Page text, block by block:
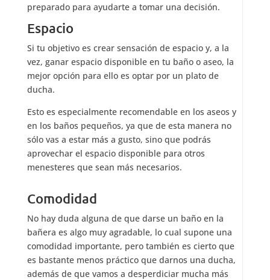
preparado para ayudarte a tomar una decisión.
Espacio
Si tu objetivo es crear sensación de espacio y, a la
vez, ganar espacio disponible en tu baño o aseo, la
mejor opción para ello es optar por un plato de
ducha.
Esto es especialmente recomendable en los aseos y
en los baños pequeños, ya que de esta manera no
sólo vas a estar más a gusto, sino que podrás
aprovechar el espacio disponible para otros
menesteres que sean más necesarios.
Comodidad
No hay duda alguna de que darse un baño en la
bañera es algo muy agradable, lo cual supone una
comodidad importante, pero también es cierto que
es bastante menos práctico que darnos una ducha,
además de que vamos a desperdiciar mucha más